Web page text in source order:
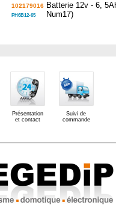
102179016
PH6B12-65
Batterie 12v - 6,
Num17)
Présentation
et contact
Suivi de
commande